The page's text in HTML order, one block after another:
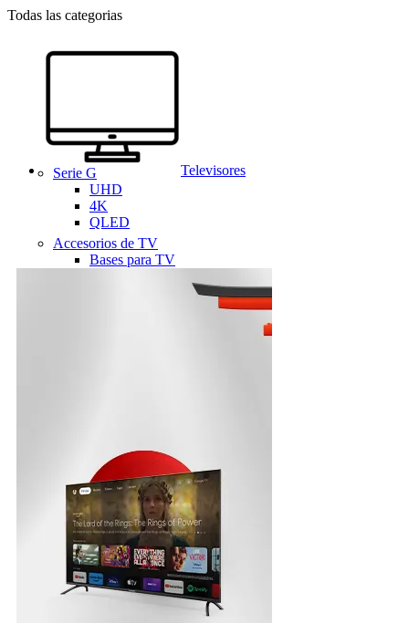
Todas las categorias
Televisores
Serie G
UHD
4K
QLED
Accesorios de TV
Bases para TV